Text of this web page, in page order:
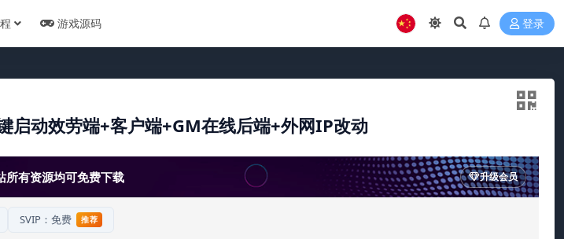
游戏源码 登录
启动效劳端+客户端+GM在线后端+外网IP改动
有资源均可免费下载 升级会员
SVIP：免费 推荐